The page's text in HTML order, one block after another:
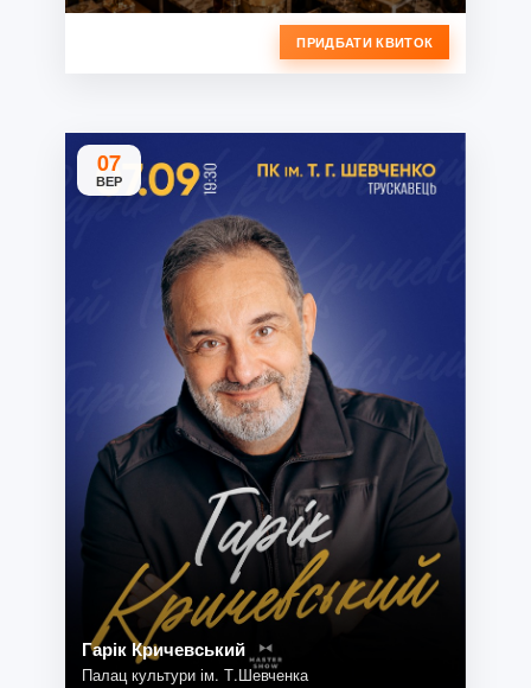
ПРИДБАТИ КВИТОК
07
ВЕР
Гарік Кричевський
Палац культури ім. Т.Шевченка